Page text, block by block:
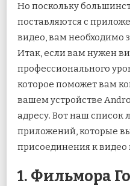
Но поскольку
поставляются с
видео, вам необходимо
Итак, если вам нужен
профессионального
которое поможет вам
вашем устройстве
адресу. Вот наш список
приложений, которые
присоединения к видео
1. Фильмора Го